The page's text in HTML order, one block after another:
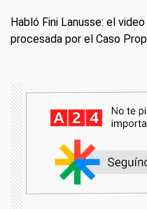
Habló Fini Lanusse: el
procesada por el Caso